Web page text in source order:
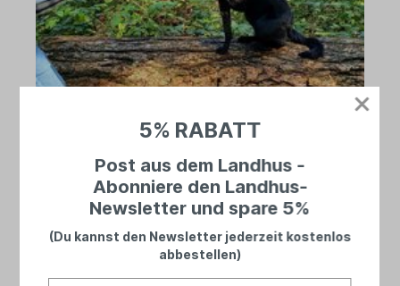
5% RABATT
Post aus dem Landhus -
Abonniere den Landhus-
Newsletter und spare 5%
(Du kannst den Newsletter jederzeit kostenlos
abbestellen)
Telefon
04461 8989728
(Mo - Fr 10.00 - 17.30 Uhr, Sa 10.00 - 15.00